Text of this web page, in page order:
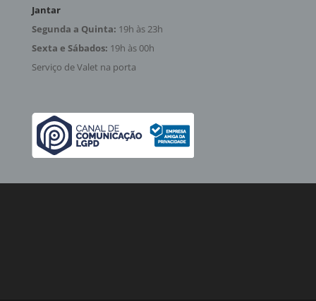
Jantar
Segunda a Quinta: 19h às 23h
Sexta e Sábados: 19h às 00h
Serviço de Valet na porta